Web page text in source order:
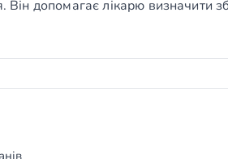
допомагає лікарю визначити